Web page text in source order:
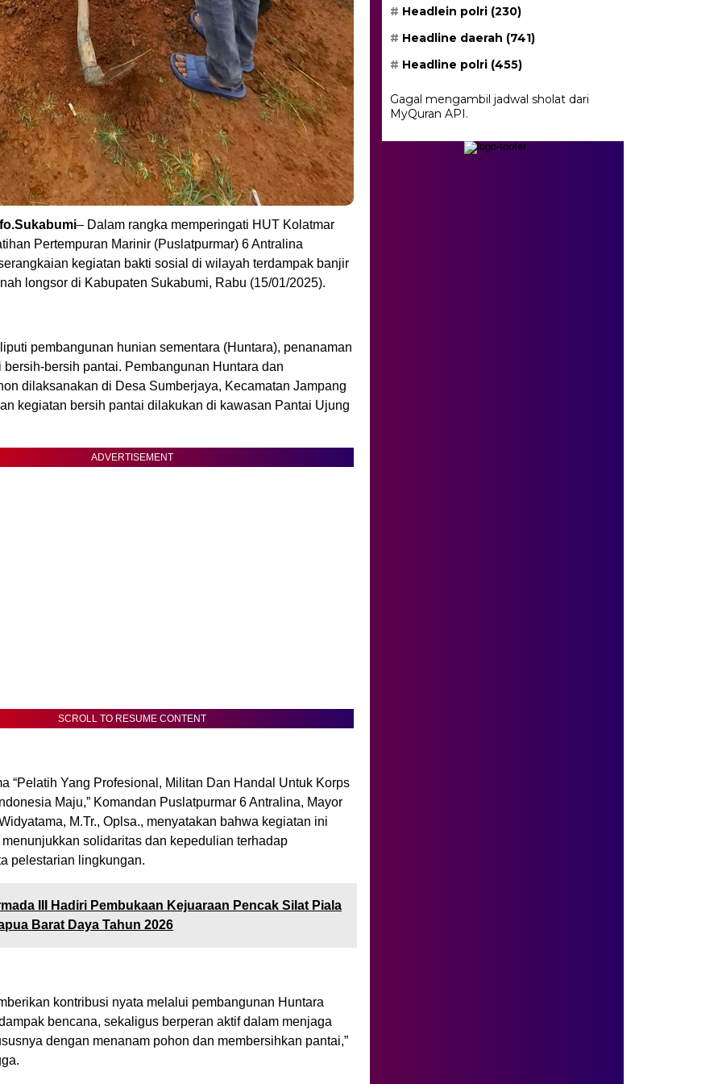
– Dalam rangka memperingati HUT Kolatmar
Pertempuran Marinir (Puslatpurmar) 6 Antralina
kegiatan bakti sosial di wilayah terdampak banjir
longsor di Kabupaten Sukabumi, Rabu (15/01/2025).
pembangunan hunian sementara (Huntara), penanaman
bersih-bersih pantai. Pembangunan Huntara dan
dilaksanakan di Desa Sumberjaya, Kecamatan Jampang
kegiatan bersih pantai dilakukan di kawasan Pantai Ujung
ADVERTISEMENT
SCROLL TO RESUME CONTENT
“Pelatih Yang Profesional, Militan Dan Handal Untuk Korps
Maju,” Komandan Puslatpurmar 6 Antralina, Mayor
M.Tr., Oplsa., menyatakan bahwa kegiatan ini
solidaritas dan kepedulian terhadap
pelestarian lingkungan.
III Hadiri Pembukaan Kejuaraan Pencak Silat Piala
Barat Daya Tahun 2026
kontribusi nyata melalui pembangunan Huntara
bencana, sekaligus berperan aktif dalam menjaga
dengan menanam pohon dan membersihkan pantai,”
Headlein polri (230)
Headline daerah (741)
Headline polri (455)
Gagal mengambil jadwal sholat dari
MyQuran API.